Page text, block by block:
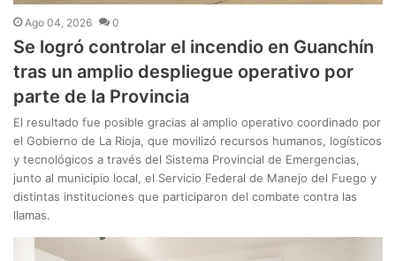
Ago 04, 2026 0
Se logró controlar el incendio en Guanchín
tras un amplio despliegue operativo por
parte de la Provincia
El resultado fue posible gracias al amplio operativo coordinado por
el Gobierno de La Rioja, que movilizó recursos humanos, logísticos
y tecnológicos a través del Sistema Provincial de Emergencias,
junto al municipio local, el Servicio Federal de Manejo del Fuego y
distintas instituciones que participaron del combate contra las
llamas.